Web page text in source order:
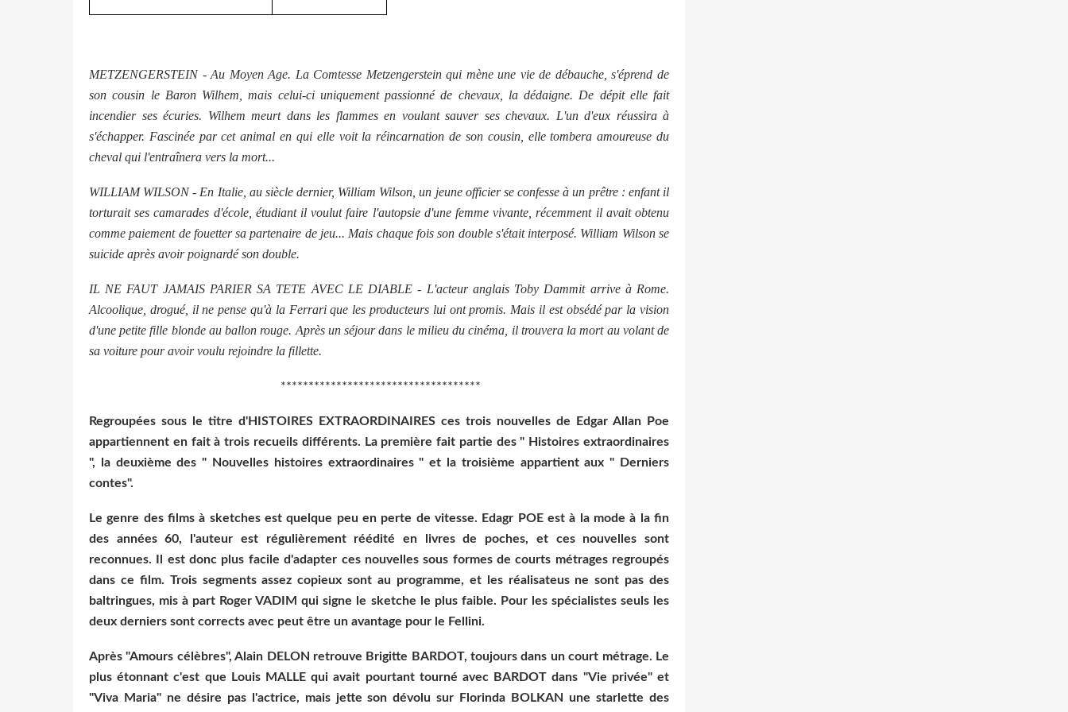
METZENGERSTEIN - Au Moyen Age. La Comtesse Metzengerstein qui mène une vie de débauche, s'éprend de
son cousin le Baron Wilhem, mais celui-ci uniquement passionné de chevaux, la dédaigne. De dépit elle fait
incendier ses écuries. Wilhem meurt dans les flammes en voulant sauver ses chevaux. L'un d'eux réussira à
s'échapper. Fascinée par cet animal en qui elle voit la réincarnation de son cousin, elle tombera amoureuse du
cheval qui l'entraînera vers la mort...
WILLIAM WILSON - En Italie, au siècle dernier, William Wilson, un jeune officier se confesse à un prêtre : enfant il
torturait ses camarades d'école, étudiant il voulut faire l'autopsie d'une femme vivante, récemment il avait obtenu
comme paiement de fouetter sa partenaire de jeu... Mais chaque fois son double s'était interposé. William Wilson se
suicide après avoir poignardé son double.
IL NE FAUT JAMAIS PARIER SA TETE AVEC LE DIABLE - L'acteur anglais Toby Dammit arrive à Rome.
Alcoolique, drogué, il ne pense qu'à la Ferrari que les producteurs lui ont promis. Mais il est obsédé par la vision
d'une petite fille blonde au ballon rouge. Après un séjour dans le milieu du cinéma, il trouvera la mort au volant de
sa voiture pour avoir voulu rejoindre la fillette.
************************************
Regroupées sous le titre d'HISTOIRES EXTRAORDINAIRES ces trois nouvelles de Edgar Allan Poe
appartiennent en fait à trois recueils différents. La première fait partie des " Histoires extraordinaires
", la deuxième des " Nouvelles histoires extraordinaires " et la troisième appartient aux " Derniers
contes".
Le genre des films à sketches est quelque peu en perte de vitesse. Edagr POE est à la mode à la fin
des années 60, l'auteur est régulièrement réédité en livres de poches, et ces nouvelles sont
reconnues. Il est donc plus facile d'adapter ces nouvelles sous formes de courts métrages regroupés
dans ce film. Trois segments assez copieux sont au programme, et les réalisateus ne sont pas des
baltringues, mis à part Roger VADIM qui signe le sketche le plus faible. Pour les spécialistes seuls les
deux derniers sont corrects avec peut être un avantage pour le Fellini.
Après "Amours célèbres", Alain DELON retrouve Brigitte BARDOT, toujours dans un court métrage. Le
plus étonnant c'est que Louis MALLE qui avait pourtant tourné avec BARDOT dans "Vie privée" et
"Viva Maria" ne désire pas l'actrice, mais jette son dévolu sur Florinda BOLKAN une starlette des